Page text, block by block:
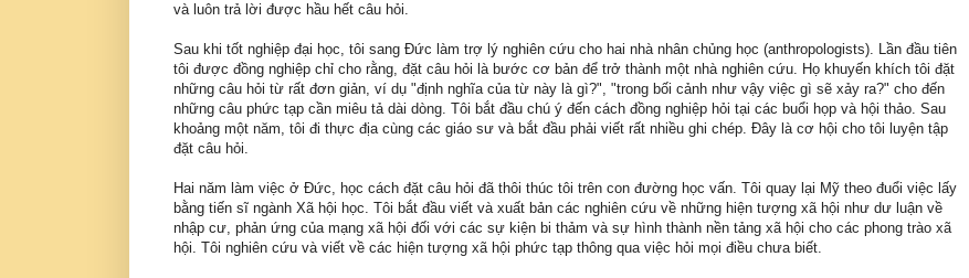
và luôn trả lời được hầu hết câu hỏi.
Sau khi tốt nghiệp đại học, tôi sang Đức làm trợ lý nghiên cứu cho hai nhà nhân chủng học (anthropologists). Lần đầu tiên
tôi được đồng nghiệp chỉ cho rằng, đặt câu hỏi là bước cơ bản để trở thành một nhà nghiên cứu. Họ khuyến khích tôi đặt
những câu hỏi từ rất đơn giản, ví dụ "định nghĩa của từ này là gì?", "trong bối cảnh như vậy việc gì sẽ xảy ra?" cho đến
những câu phức tạp cần miêu tả dài dòng. Tôi bắt đầu chú ý đến cách đồng nghiệp hỏi tại các buổi họp và hội thảo. Sau
khoảng một năm, tôi đi thực địa cùng các giáo sư và bắt đầu phải viết rất nhiều ghi chép. Đây là cơ hội cho tôi luyện tập
đặt câu hỏi.
Hai năm làm việc ở Đức, học cách đặt câu hỏi đã thôi thúc tôi trên con đường học vấn. Tôi quay lại Mỹ theo đuổi việc lấy
bằng tiến sĩ ngành Xã hội học. Tôi bắt đầu viết và xuất bản các nghiên cứu về những hiện tượng xã hội như dư luận về
nhập cư, phản ứng của mạng xã hội đối với các sự kiện bi thảm và sự hình thành nền tảng xã hội cho các phong trào xã
hội. Tôi nghiên cứu và viết về các hiện tượng xã hội phức tạp thông qua việc hỏi mọi điều chưa biết.